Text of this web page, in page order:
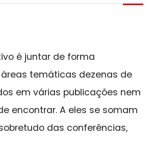
é juntar de forma
temáticas dezenas de
em várias publicações nem
encontrar. A eles se somam
das conferências,